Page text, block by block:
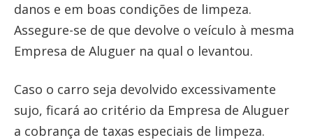
danos e em boas condições de limpeza.
Assegure-se de que devolve o veículo à mesma
Empresa de Aluguer na qual o levantou.
Caso o carro seja devolvido excessivamente
sujo, ficará ao critério da Empresa de Aluguer
a cobrança de taxas especiais de limpeza.